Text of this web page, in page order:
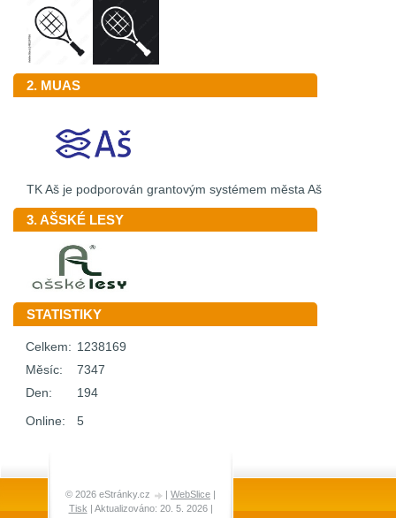
2. MUAS
TK Aš je podporován grantovým systémem města Aš
3. AŠSKÉ LESY
STATISTIKY
Online: 5
Celkem: 1238169
Měsíc:
7347
Den:
194
© 2026 eStránky.cz | WebSlice |
Tisk | Aktualizováno: 20. 5. 2026|